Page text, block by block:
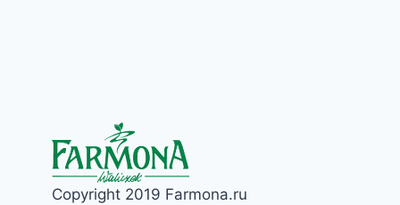
Глюконат кальция
ИНУЛИН
коллаген
коллоидное серебро
Корень цикория
Copyright 2019 Farmona.ru